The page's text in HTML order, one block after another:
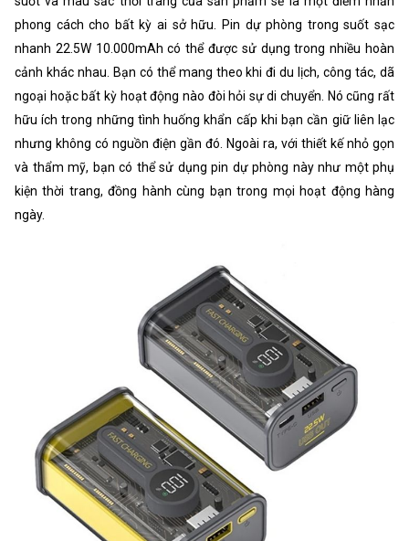
phong cách cho bất kỳ ai sở hữu. Pin dự phòng trong suốt sạc
nhanh 22.5W 10.000mAh có thể được sử dụng trong nhiều hoàn
cảnh khác nhau. Bạn có thể mang theo khi đi du lịch, công tác, dã
ngoại hoặc bất kỳ hoạt động nào đòi hỏi sự di chuyển. Nó cũng rất
hữu ích trong những tình huống khẩn cấp khi bạn cần giữ liên lạc
nhưng không có nguồn điện gần đó. Ngoài ra, với thiết kế nhỏ gọn
và thẩm mỹ, bạn có thể sử dụng pin dự phòng này như một phụ
kiện thời trang, đồng hành cùng bạn trong mọi hoạt động hàng
ngày.